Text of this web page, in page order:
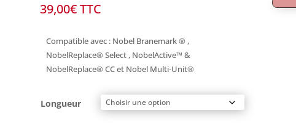
39,00€ TTC
Compatible avec : Nobel Branemark ® ,
NobelReplace® Select , NobelActive™ &
NobelReplace® CC et Nobel Multi-Unit®
Longueur